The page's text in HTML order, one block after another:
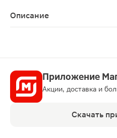
Описание
Приложение
Акции, доставка и
Скачать